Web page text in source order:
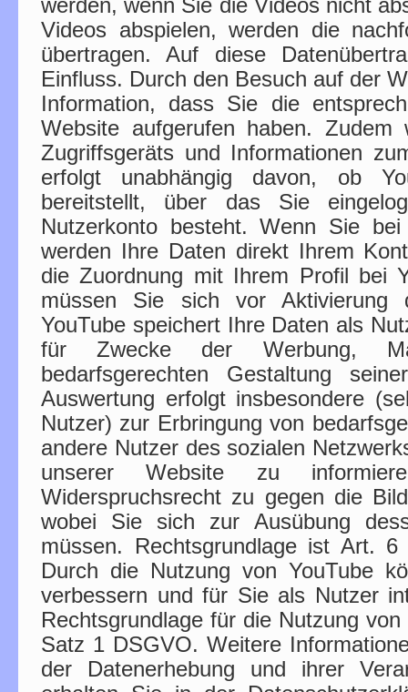
werden, wenn Sie die Videos nicht
Videos abspielen, werden die
übertragen. Auf diese
Einfluss. Durch den Besuch auf der
Information, dass Sie die
Website aufgerufen haben.
Zugriffsgeräts und Informationen
erfolgt unabhängig davon, ob
bereitstellt, über das Sie
Nutzerkonto besteht. Wenn Sie
werden Ihre Daten direkt Ihrem
die Zuordnung mit Ihrem Profil bei
müssen Sie sich vor Aktivierung
YouTube speichert Ihre Daten als
für Zwecke der Werbung,
bedarfsgerechten Gestaltung
Auswertung erfolgt insbesondere
Nutzer) zur Erbringung von
andere Nutzer des sozialen
unserer Website zu
Widerspruchsrecht zu gegen die
wobei Sie sich zur Ausübung
müssen. Rechtsgrundlage ist Art.
Durch die Nutzung von YouTube
verbessern und für Sie als Nutzer
Rechtsgrundlage für die Nutzung
Satz 1 DSGVO. Weitere
der Datenerhebung und ihrer